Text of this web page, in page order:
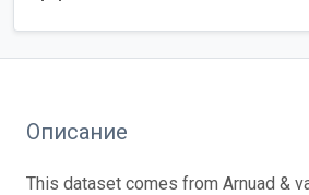
Описание
This dataset comes from Arnuad &